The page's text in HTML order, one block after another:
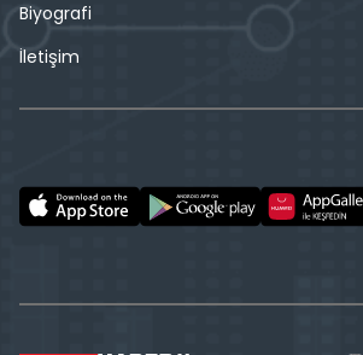
Biyografi
İletişim